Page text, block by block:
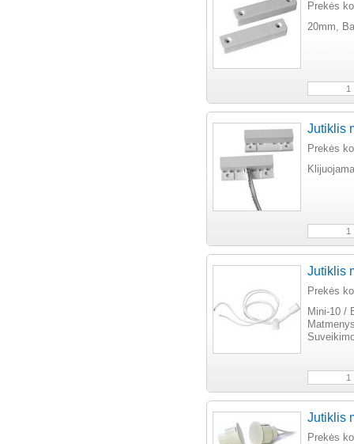
Prekės
20mm,
Jutiklis
Prekės
Jutiklis
Prekės
Mini-10 /
Jutiklis
Prekės